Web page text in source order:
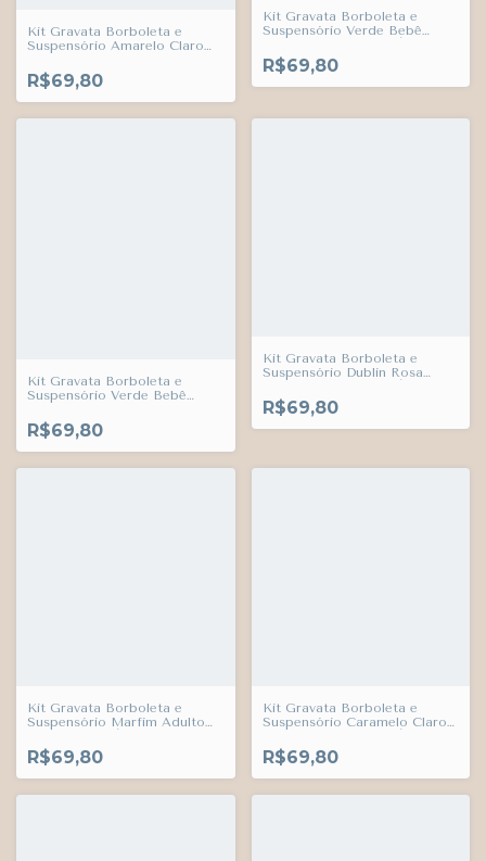
Kit Gravata Borboleta e
Suspensório Amarelo Claro
Índigo Trend
R$69,80
Kit Gravata Borboleta e
Suspensório Verde Bebê
Trend
R$69,80
Kit Gravata Borboleta e
Suspensório Verde Bebê
Índigo Trend
R$69,80
Kit Gravata Borboleta e
Suspensório Dublin Rosa
Trend
R$69,80
Kit Gravata Borboleta e
Suspensório Marfim Adulto
R$69,80
Kit Gravata Borboleta e
Suspensório Caramelo Claro
Trend
R$69,80